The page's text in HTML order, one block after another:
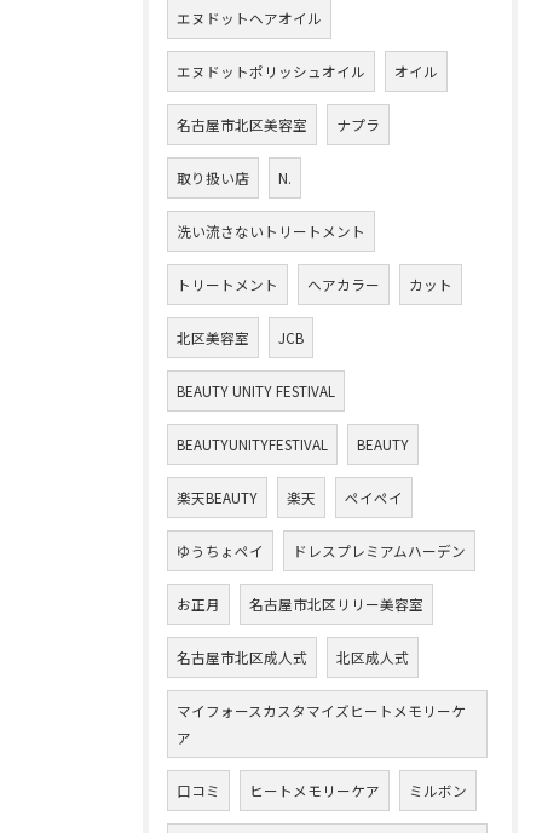
エヌドットヘアオイル
エヌドットポリッシュオイル オイル
名古屋市北区美容室 ナプラ
取り扱い店 N.
洗い流さないトリートメント
トリートメント ヘアカラー カット
北区美容室 JCB
BEAUTY UNITY FESTIVAL
BEAUTYUNITYFESTIVAL BEAUTY
楽天BEAUTY 楽天 ペイペイ
ゆうちょペイ ドレスプレミアムハーデン
お正月 名古屋市北区リリー美容室
名古屋市北区成人式 北区成人式
マイフォースカスタマイズヒートメモリーケ
ア
口コミ ヒートメモリーケア ミルボン